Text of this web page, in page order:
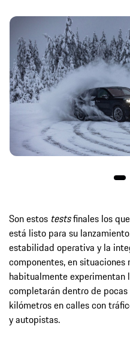
Son estos testsfinales los
está listo para su
estabilidad operativa y la
componentes, en
habitualmente experimentan
completarán dentro de
kilómetros en calles con
y autopistas.